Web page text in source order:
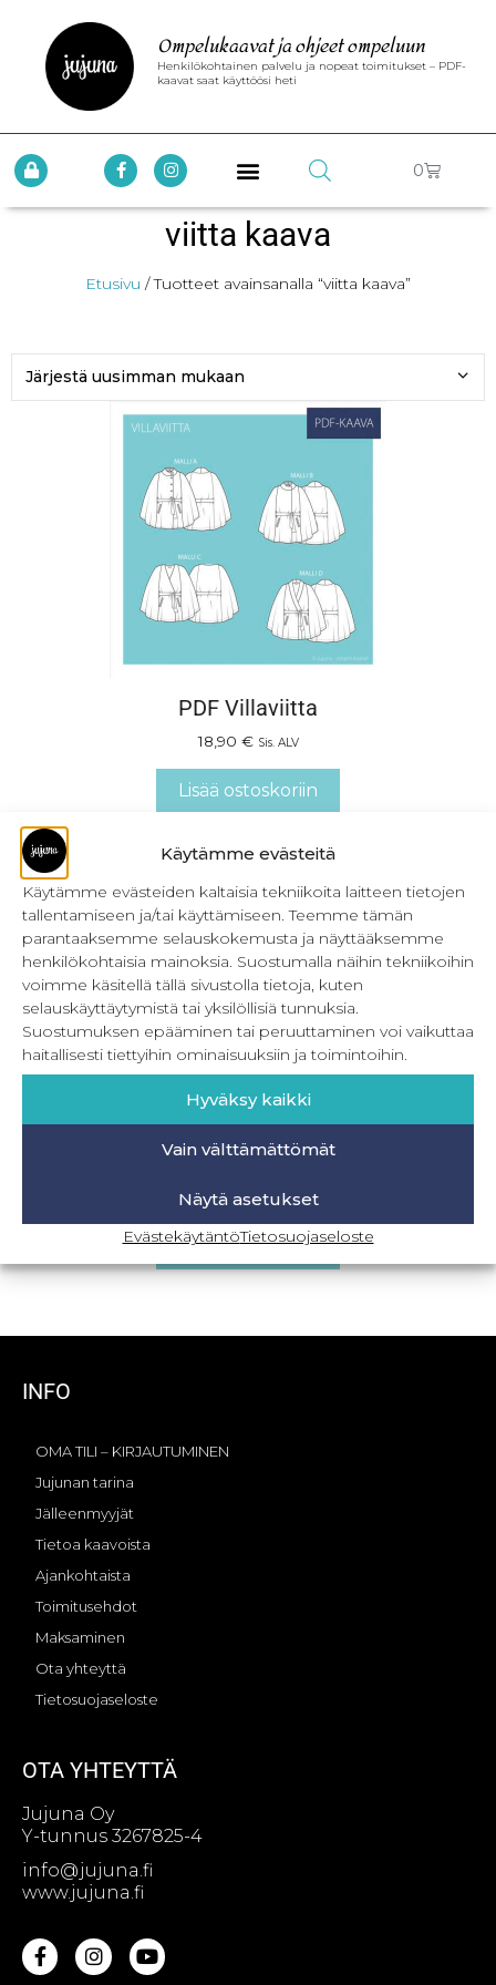
Käytämme evästeitä
Käytämme evästeiden kaltaisia tekniikoita laitteen tietojen
tallentamiseen ja/tai käyttämiseen. Teemme tämän
parantaaksemme selauskokemusta ja näyttääksemme
henkilökohtaisia mainoksia. Suostumalla näihin tekniikoihin
voimme käsitellä tällä sivustolla tietoja, kuten
selauskäyttäytymistä tai yksilöllisiä tunnuksia.
Suostumuksen epääminen tai peruuttaminen voi vaikuttaa
haitallisesti tiettyihin ominaisuuksiin ja toimintoihin.
Hyväksy kaikki
Vain välttämättömät
Näytä asetukset
EvästekäytäntöTietosuojaseloste
Ompelukaavat ja ohjeet ompeluun
Henkilökohtainen palvelu ja nopeat toimitukset – PDF-
kaavat saat käyttöösi heti
0
viitta kaava
Etusivu / Tuotteet avainsanalla “viitta kaava”
PDF Villaviitta
18,90 € Sis. ALV
Lisää ostoskoriin
Villaviitta
22,90€ Sis. ALV
Lisää ostoskoriin
INFO
OMA TILI – KIRJAUTUMINEN
Jujunan tarina
Jälleenmyyjät
Tietoa kaavoista
Ajankohtaista
Toimitusehdot
Maksaminen
Ota yhteyttä
Tietosuojaseloste
OTA YHTEYTTÄ
Jujuna Oy
Y-tunnus 3267825-4
info@jujuna.fi
www.jujuna.fi